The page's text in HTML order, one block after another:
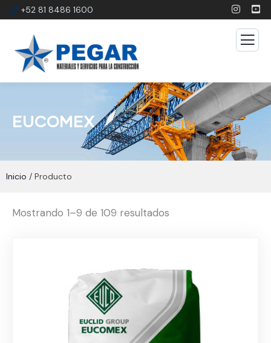
+52 81 8486 1600
EUCOMEX
Inicio / Producto
Mostrando 1–9 de 109 resultados